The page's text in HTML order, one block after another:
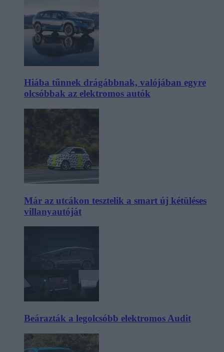
Hiába tűnnek drágábbnak, valójában egyre
olcsóbbak az elektromos autók
Már az utcákon tesztelik a smart új kétüléses
villanyautóját
Beárazták a legolcsóbb elektromos Audit